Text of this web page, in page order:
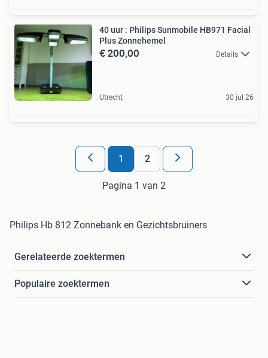
40 uur : Philips Sunmobile HB971 Facial
Plus Zonnehemel
€ 200,00 Details
Utrecht 30 jul 26
1 2
Pagina 1 van 2
Philips Hb 812 Zonnebank en Gezichtsbruiners
Gerelateerde zoektermen
Populaire zoektermen